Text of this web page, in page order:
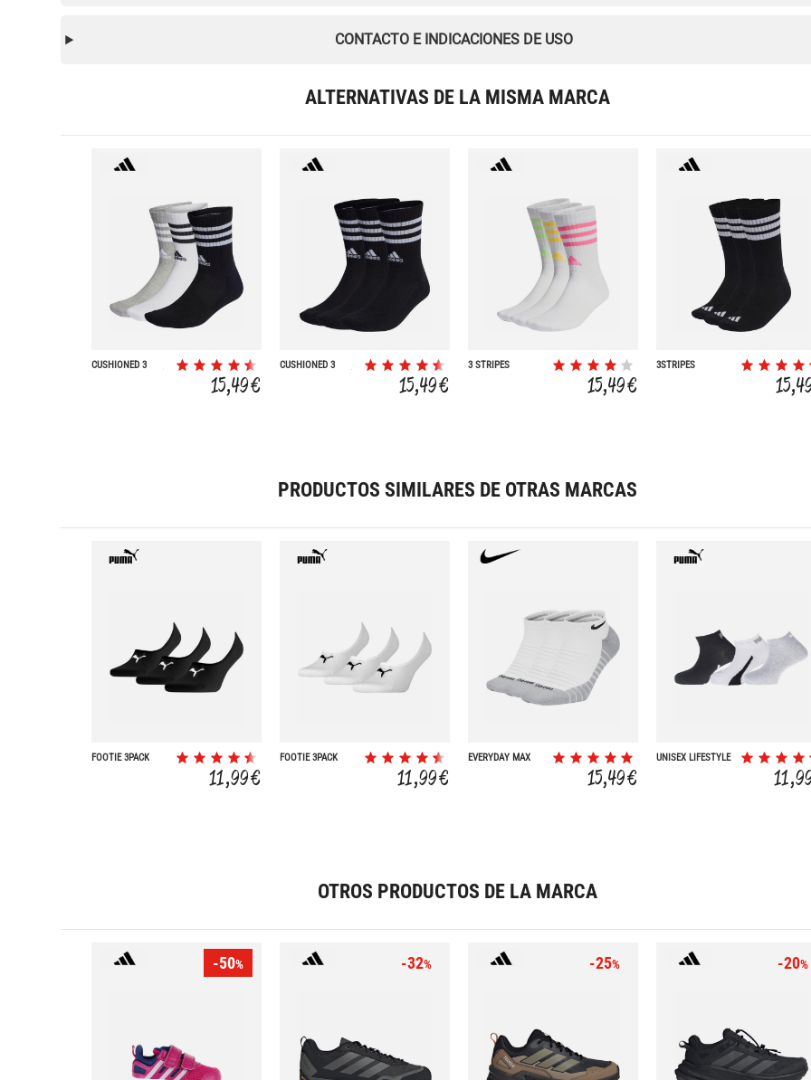
CONTACTO E INDICACIONES DE USO
ALTERNATIVAS DE LA MISMA MARCA
CUSHIONED 3
15,49 €
CUSHIONED 3
15,49 €
3 STRIPES
15,49 €
3STRIPES
PRODUCTOS SIMILARES DE OTRAS MARCAS
FOOTIE 3PACK
11,99 €
FOOTIE 3PACK
11,99 €
EVERYDAY MAX
15,49 €
UNISEX LIFESTYLE
OTROS PRODUCTOS DE LA MARCA
-50% -32% -25% -20%